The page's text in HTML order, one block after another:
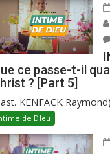
ce passe-t-il
? [Part 5]
KENFACK Raymond)
de DIeu